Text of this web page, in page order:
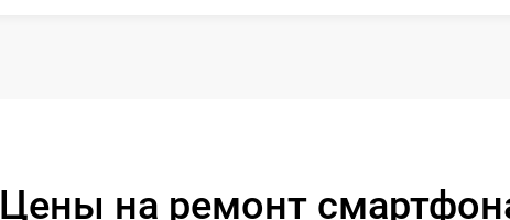
Цены на ремонт